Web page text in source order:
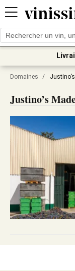
Domaines /
Justino’s